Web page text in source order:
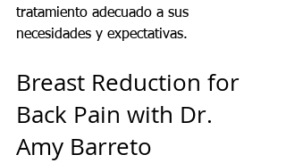
tratamiento adecuado a sus
necesidades y expectativas.
Breast Reduction for
Back Pain with Dr.
Amy Barreto